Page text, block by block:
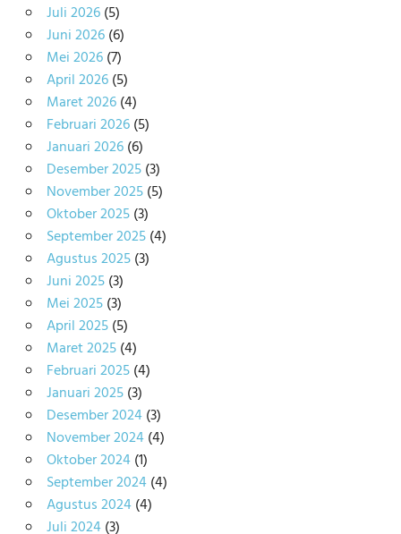
Juli 2026(5)
Juni 2026(6)
Mei 2026(7)
April 2026(5)
Maret 2026(4)
Februari 2026(5)
Januari 2026(6)
Desember 2025(3)
November 2025(5)
Oktober 2025(3)
September 2025(4)
Agustus 2025(3)
Juni 2025(3)
Mei 2025(3)
April 2025(5)
Maret 2025(4)
Februari 2025(4)
Januari 2025(3)
Desember 2024(3)
November 2024(4)
Oktober 2024(1)
September 2024(4)
Agustus 2024(4)
Juli 2024(3)